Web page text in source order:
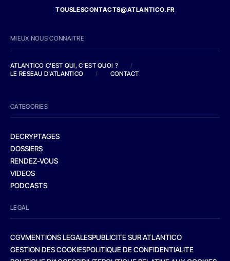
TOUSLESCONTACTS@ATLANTICO.FR
MIEUX NOUS CONNAITRE
ATLANTICO C'EST QUI, C'EST QUOI ?
/
LE RESEAU D'ATLANTICO
/ CONTACT
CATEGORIES
DECRYPTAGES
DOSSIERS
RENDEZ-VOUS
VIDEOS
PODCASTS
LEGAL
CGVMENTIONS LEGALESPUBLICITE SUR ATLANTICO
GESTION DES COOKIESPOLITIQUE DE CONFIDENTIALITE